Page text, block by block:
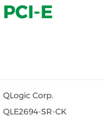
PCI-E
QLogic Corp.
QLE2694-SR-CK